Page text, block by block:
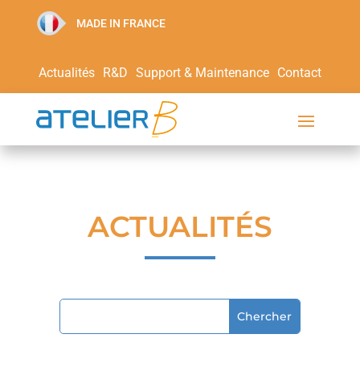
MADE IN FRANCE
Actualités R&D Support & Maintenance Contact
ACTUALITÉS